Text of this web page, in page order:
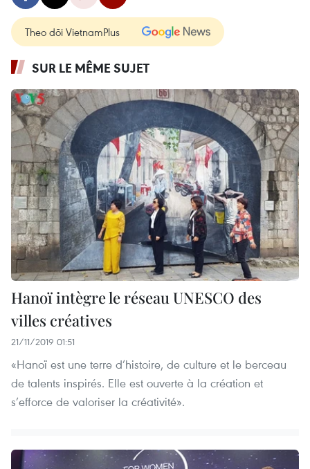
Theo dõi VietnamPlus
SUR LE MÊME SUJET
Hanoï intègre le réseau UNESCO des
villes créatives
21/11/2019 01:51
«Hanoï est une terre d’histoire, de culture et le berceau
de talents inspirés. Elle est ouverte à la création et
s’efforce de valoriser la créativité».